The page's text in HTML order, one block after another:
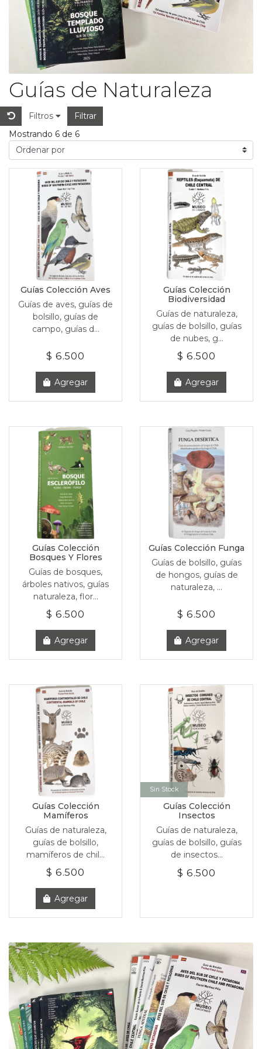
Guías de Naturaleza
Filtros
Filtrar
Mostrando 6 de 6
Guías Colección Aves
Guías de aves, guías de
bolsillo, guías de
campo, guías d...
$ 6.500
Agregar
Guías Colección
Biodiversidad
Guías de naturaleza,
guías de bolsillo, guías
de nubes, g...
$ 6.500
Agregar
Guías Colección
Bosques Y Flores
Guías de bosques,
árboles nativos, guías
naturaleza, flor...
$ 6.500
Agregar
Guías Colección Funga
Guías de bolsillo, guías
de hongos, guías de
naturaleza, ...
$ 6.500
Agregar
Guías Colección
Mamíferos
Guías de naturaleza,
guías de bolsillo,
mamíferos de chil...
$ 6.500
Agregar
Sin Stock
Guías Colección
Insectos
Guías de naturaleza,
guías de bolsillo, guías
de insectos...
$ 6.500